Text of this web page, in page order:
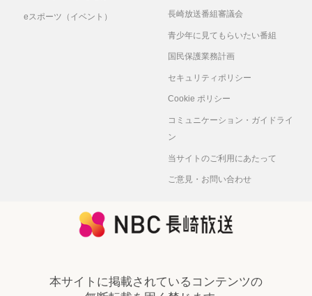
eスポーツ（イベント） 長崎放送番組審議会
青少年に見てもらいたい番組
国民保護業務計画
セキュリティポリシー
Cookie ポリシー
コミュニケーション・ガイドライ
ン
当サイトのご利用にあたって
ご意見・お問い合わせ
本サイトに掲載されているコンテンツの